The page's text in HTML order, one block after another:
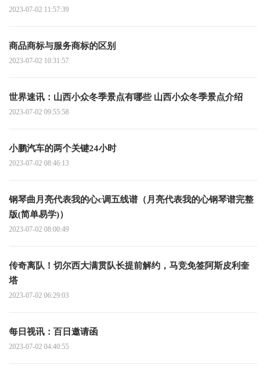
2023-07-02 11:57:39
商品商标与服务商标的区别
2023-07-02 10:31:57
世界速讯：山西小众冬季景点有哪些 山西小众冬季景点介绍
2023-07-02 09:55:58
小鹏汽车的两个关键24小时
2023-07-02 08:46:13
钢琴曲月亮代表我的心c调五线谱（月亮代表我的心钢琴谱完整
版(简单易学)）
2023-07-02 08:00:49
传奇离队！切尔西大满贯队长提前解约，马竞免签阿斯皮利奎
塔
2023-07-02 06:29:03
每日视讯：百日邀请函
2023-07-02 04:40:55